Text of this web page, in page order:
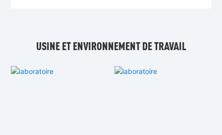
USINE ET ENVIRONNEMENT DE TRAVAIL